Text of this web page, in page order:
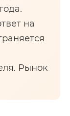
на
Рынок